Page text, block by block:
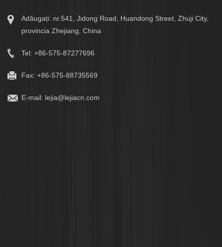
Adăugați: nr.541, Jidong Road, Huandong Street, Zhuji City,
provincia Zhejiang, China
Tel: +86-575-87277696
Fax: +86-575-88735569
E-mail: lejia@lejiacn.com